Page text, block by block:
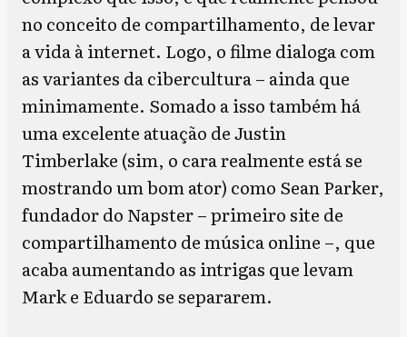
no conceito de compartilhamento, de levar
a vida à internet. Logo, o filme dialoga com
as variantes da cibercultura – ainda que
minimamente. Somado a isso também há
uma excelente atuação de Justin
Timberlake (sim, o cara realmente está se
mostrando um bom ator) como Sean Parker,
fundador do Napster – primeiro site de
compartilhamento de música online –, que
acaba aumentando as intrigas que levam
Mark e Eduardo se separarem.